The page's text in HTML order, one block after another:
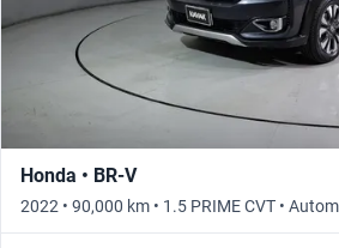
Honda • BR-V
2022 • 90,000 km • 1.5 PRIME CVT •